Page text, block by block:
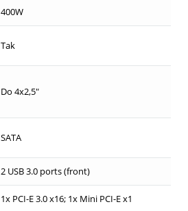
400W
Tak
Do 4x2,5"
SATA
2 USB 3.0 ports (front)
1x PCI-E 3.0 x16; 1x Mini PCI-E x1